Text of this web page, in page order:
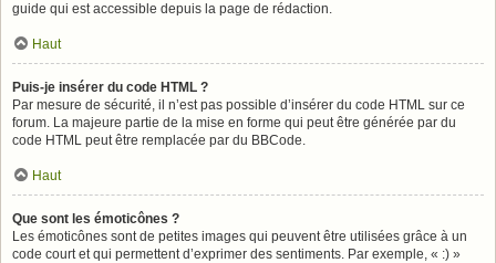
guide qui est accessible depuis la page de rédaction.
Haut
Puis-je insérer du code HTML ?
Par mesure de sécurité, il n’est pas possible d’insérer du code HTML sur ce
forum. La majeure partie de la mise en forme qui peut être générée par du
code HTML peut être remplacée par du BBCode.
Haut
Que sont les émoticônes ?
Les émoticônes sont de petites images qui peuvent être utilisées grâce à un
code court et qui permettent d’exprimer des sentiments. Par exemple, « :) »